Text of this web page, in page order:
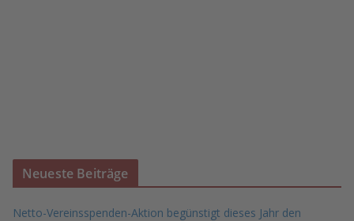
Neueste Beiträge
Netto-Vereinsspenden-Aktion begünstigt dieses Jahr den